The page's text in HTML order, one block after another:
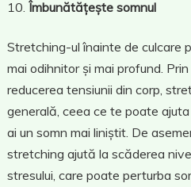
Îmbunătățește somnul
Stretching-ul înainte de culcare
mai odihnitor și mai profund.
reducerea tensiunii din corp,
generală, ceea ce te poate
ai un somn mai liniștit. De
stretching ajută la scăderea
stresului, care poate perturba